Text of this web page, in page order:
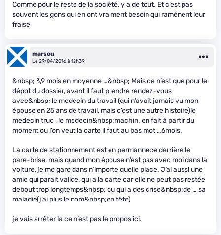
Comme pour le reste de la société, y a de tout. Et c’est pas
souvent les gens qui en ont vraiment besoin qui ramènent leur
fraise
marsou
Le 29/04/2016 à 12h39
&nbsp; 3,9 mois en moyenne …&nbsp; Mais ce n’est que pour le
dépot du dossier, avant il faut prendre rendez-vous
avec&nbsp; le medecin du travail (qui n’avait jamais vu mon
épouse en 25 ans de travail, mais c’est une autre histoire)le
medecin truc , le medecin&nbsp;machin. en fait à partir du
moment ou l’on veut la carte il faut au bas mot …6mois.
La carte de stationnement est en permannece derrière le
pare-brise, mais quand mon épouse n’est pas avec moi dans la
voiture, je me gare dans n’importe quelle place. J’ai aussi une
amie qui parait valide, qui a la carte car elle ne peut pas restée
debout trop longtemps&nbsp; ou qui a des crise&nbsp;de … sa
maladie(j’ai plus le nom&nbsp;en tête)
je vais arrêter la ce n’est pas le propos ici.